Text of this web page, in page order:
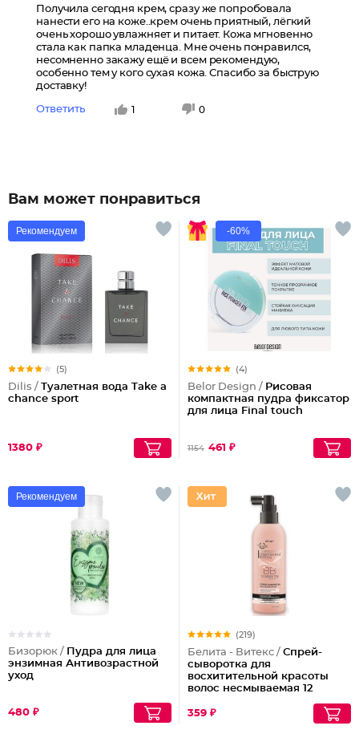
Получила сегодня крем, сразу же попробовала
нанести его на коже..крем очень приятный, лёгкий
очень хорошо увлажняет и питает. Кожа мгновенно
стала как папка младенца. Мне очень понравился,
несомненно закажу ещё и всем рекомендую,
особенно тем у кого сухая кожа. Спасибо за быструю
доставку!
Ответить 1 0
Вам может понравиться
Рекомендуем
(5)
Dilis / Туалетная вода Take a
chance sport
1380 ₽
-60%
(4)
Belor Design / Рисовая
компактная пудра фиксатор
для лица Final touch
1154 461 ₽
Рекомендуем
Бизорюк / Пудра для лица
энзимная Антивозрастной
уход
480 ₽
(219)
Белита - Витекс / Спрей-
сыворотка для
восхитительной красоты
волос несмываемая 12
Волосы
359 ₽